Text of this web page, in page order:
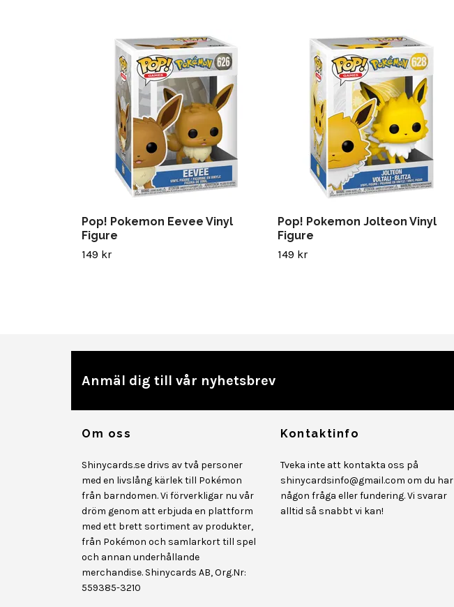
Pop! Pokemon Eevee Vinyl
Figure
149 kr
Pop! Pokemon Jolteon Vinyl
Figure
149 kr
Anmäl dig till vår nyhetsbrev
Om oss
Shinycards.se drivs av två personer
med en livslång kärlek till Pokémon
från barndomen. Vi förverkligar nu vår
dröm genom att erbjuda en plattform
med ett brett sortiment av produkter,
från Pokémon och samlarkort till spel
och annan underhållande
merchandise. Shinycards AB, Org.Nr:
559385-3210
Kontaktinfo
Tveka inte att kontakta oss på
shinycardsinfo@gmail.com om du har
någon fråga eller fundering. Vi svarar
alltid så snabbt vi kan!